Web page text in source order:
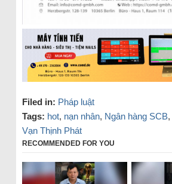
Filed in: Pháp luật
Tags: hot, nạn nhân, Ngân hàng SCB,
Vạn Thịnh Phát
RECOMMENDED FOR YOU